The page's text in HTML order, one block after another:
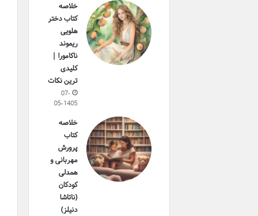
خلاصه
کتاب دختر
هلویی
ریموند
ناکامورا |
کلیدی
ترین نکات
07-
05-1405
خلاصه
کتاب
پرورش
مهربانی و
همدلی
کودکان
(ناتاشا
دنیلز)